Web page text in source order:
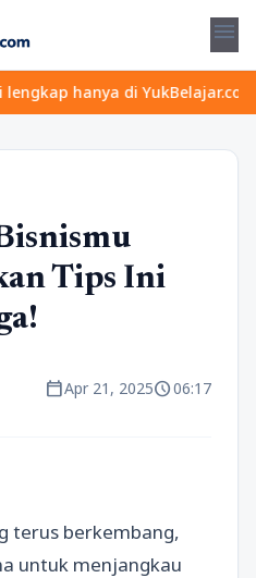
menu
di YukBelajar.com.
Tips Ini
calendar_todayApr 21, 2025schedule06:17
terus berkembang,
untuk menjangkau